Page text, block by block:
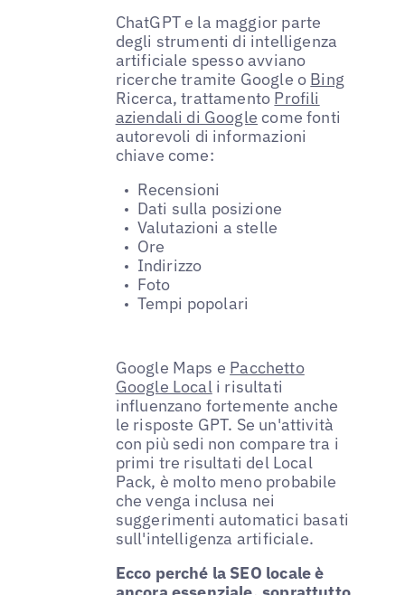
ChatGPT e la maggior parte
degli strumenti di intelligenza
artificiale spesso avviano
ricerche tramite Google o Bing
Ricerca, trattamento Profili
aziendali di Google come fonti
autorevoli di informazioni
chiave come:
Recensioni
Dati sulla posizione
Valutazioni a stelle
Ore
Indirizzo
Foto
Tempi popolari
Google Maps e Pacchetto
Google Locali risultati
influenzano fortemente anche
le risposte GPT. Se un'attività
con più sedi non compare tra i
primi tre risultati del Local
Pack, è molto meno probabile
che venga inclusa nei
suggerimenti automatici basati
sull'intelligenza artificiale.
Ecco perché la SEO locale è